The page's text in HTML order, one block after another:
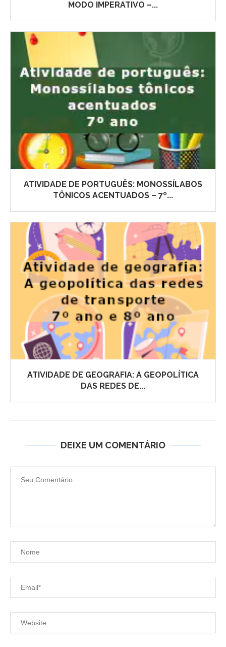
MODO IMPERATIVO –...
ATIVIDADE DE PORTUGUÊS: MONOSSÍLABOS
TÔNICOS ACENTUADOS – 7º...
ATIVIDADE DE GEOGRAFIA: A GEOPOLÍTICA
DAS REDES DE...
DEIXE UM COMENTÁRIO